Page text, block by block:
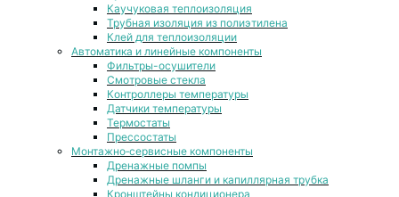
Каучуковая теплоизоляция
Трубная изоляция из полиэтилена
Клей для теплоизоляции
Автоматика и линейные компоненты
Фильтры-осушители
Смотровые стекла
Контроллеры температуры
Датчики температуры
Термостаты
Прессостаты
Монтажно‑сервисные компоненты
Дренажные помпы
Дренажные шланги и капиллярная трубка
Кронштейны кондиционера